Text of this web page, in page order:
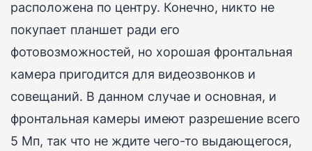
расположена по центру. Конечно, никто не
покупает планшет ради его
фотовозможностей, но хорошая фронтальная
камера пригодится для видеозвонков и
совещаний. В данном случае и основная, и
фронтальная камеры имеют разрешение всего
5 Мп, так что не ждите чего-то выдающегося,